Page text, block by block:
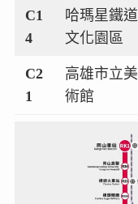
C1
4
哈瑪星鐵道
文化園區
C2
1
高雄市立美
術館